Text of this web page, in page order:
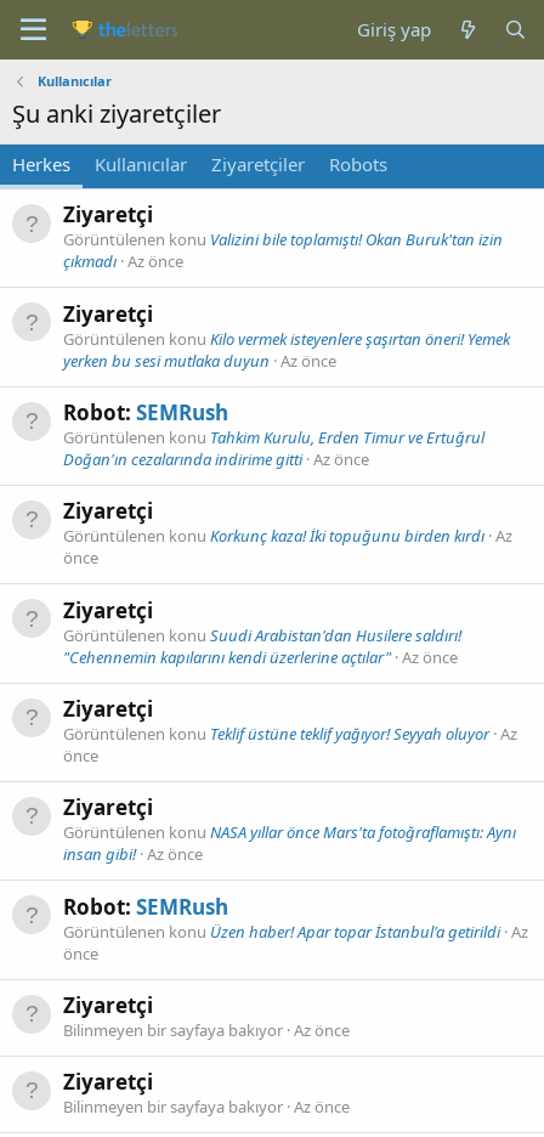
Giriş yap
Kullanıcılar
Şu anki ziyaretçiler
Herkes Kullanıcılar Ziyaretçiler Robots
Ziyaretçi
Görüntülenen konu Valizini bile toplamıştı! Okan Buruk'tan izin
çıkmadı Az önce
Ziyaretçi
Görüntülenen konu Kilo vermek isteyenlere şaşırtan öneri! Yemek
yerken bu sesi mutlaka duyun Az önce
Robot: SEMRush
Görüntülenen konu Tahkim Kurulu, Erden Timur ve Ertuğrul
Doğan'ın cezalarında indirime gitti Az önce
Ziyaretçi
Görüntülenen konu Korkunç kaza! İki topuğunu birden kırdı Az
önce
Ziyaretçi
Görüntülenen konu Suudi Arabistan'dan Husilere saldırı!
"Cehennemin kapılarını kendi üzerlerine açtılar" Az önce
Ziyaretçi
Görüntülenen konu Teklif üstüne teklif yağıyor! Seyyah oluyor Az
önce
Ziyaretçi
Görüntülenen konu NASA yıllar önce Mars'ta fotoğraflamıştı: Aynı
insan gibi! Az önce
Robot: SEMRush
Görüntülenen konu Üzen haber! Apar topar İstanbul'a getirildi Az
önce
Ziyaretçi
Bilinmeyen bir sayfaya bakıyor Az önce
Ziyaretçi
Bilinmeyen bir sayfaya bakıyor Az önce